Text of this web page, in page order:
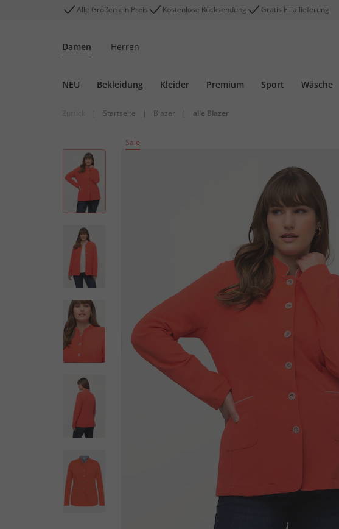
Alle Größen ein Preis Kostenlose Rücksendung Gratis Filiallieferung
Damen Herren
NEU Bekleidung Kleider Premium Sport Wäsche
| Startseite | Blazer | alle Blazer
Sale